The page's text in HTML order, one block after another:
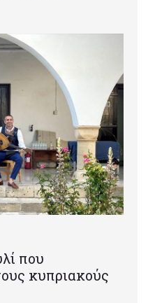
που
κυπριακούς